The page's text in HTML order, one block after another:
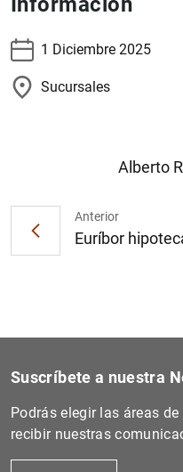
1 Diciembre 2025
Sucursales
Anterior
Euríbor
Alberto
Suscríbete a nuestra
Podrás elegir las áreas
recibir nuestras